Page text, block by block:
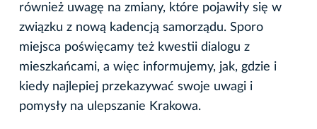
również uwagę na zmiany, które pojawiły się w
związku z nową kadencją samorządu. Sporo
miejsca poświęcamy też kwestii dialogu z
mieszkańcami, a więc informujemy, jak, gdzie i
kiedy najlepiej przekazywać swoje uwagi i
pomysły na ulepszanie Krakowa.